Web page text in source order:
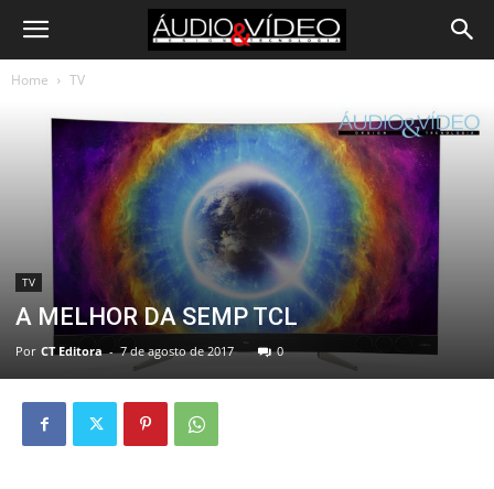
Home TV
TV
A MELHOR DA SEMP TCL
Por CT Editora - 7 de agosto de 2017 0